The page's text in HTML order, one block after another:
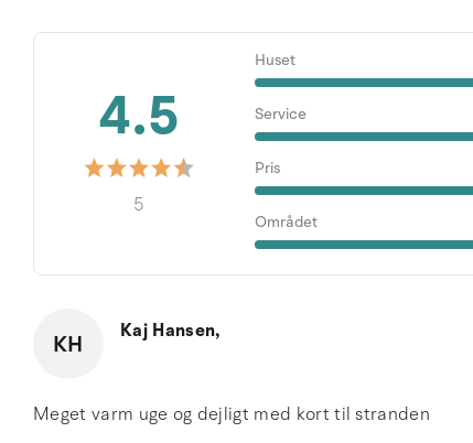
4.5
5
Huset
Service
Pris
Området
KH Kaj Hansen,
Meget varm uge og dejligt med kort til stranden